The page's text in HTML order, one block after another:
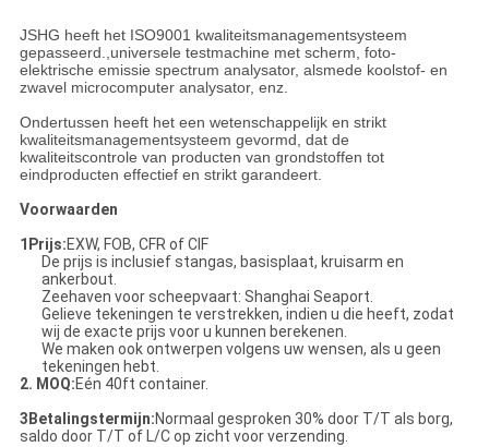
JSHG heeft het ISO9001 kwaliteitsmanagementsysteem
gepasseerd.,universele testmachine met scherm, foto-
elektrische emissie spectrum analysator, alsmede koolstof- en
zwavel microcomputer analysator, enz.
Ondertussen heeft het een wetenschappelijk en strikt
kwaliteitsmanagementsysteem gevormd, dat de
kwaliteitscontrole van producten van grondstoffen tot
eindproducten effectief en strikt garandeert.
Voorwaarden
1Prijs:EXW, FOB, CFR of CIF
De prijs is inclusief stangas, basisplaat, kruisarm en
ankerbout.
Zeehaven voor scheepvaart: Shanghai Seaport.
Gelieve tekeningen te verstrekken, indien u die heeft, zodat
wij de exacte prijs voor u kunnen berekenen.
We maken ook ontwerpen volgens uw wensen, als u geen
tekeningen hebt.
2. MOQ:Eén 40ft container.
3Betalingstermijn:Normaal gesproken 30% door T/T als borg,
saldo door T/T of L/C op zicht voor verzending.